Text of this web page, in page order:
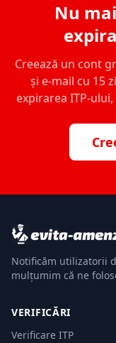
Nu
Creează un cont
și e-mail cu 15
expirarea ITP-ului,
Notificăm utilizatorii
mulțumim că ne
VERIFICĂRI
Verificare ITP